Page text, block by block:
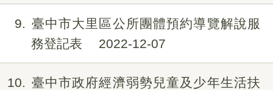
9
臺中市大里區公所團體預約導覽解說服
務登記表
2022-12-07
10
臺中市政府經濟弱勢兒童及少年生活扶